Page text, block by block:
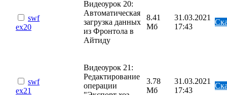
swf
ex20
Видеоурок 20:
Автоматическая
загрузка данных
из Фронтола в
Айтиду
8.41
Мб
31.03.2021
17:43
swf
ex21
Видеоурок 21:
Редактирование
операции
3.78
Мб
31.03.2021
17:43